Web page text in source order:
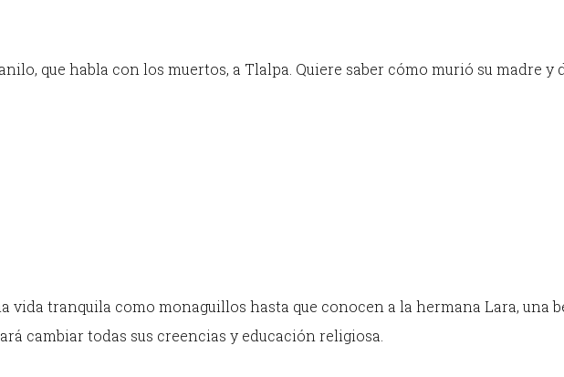
que habla con los muertos, a Tlalpa. Quiere saber cómo murió su madre y
vida tranquila como monaguillos hasta que conocen a la hermana Lara, una
cambiar todas sus creencias y educación religiosa.